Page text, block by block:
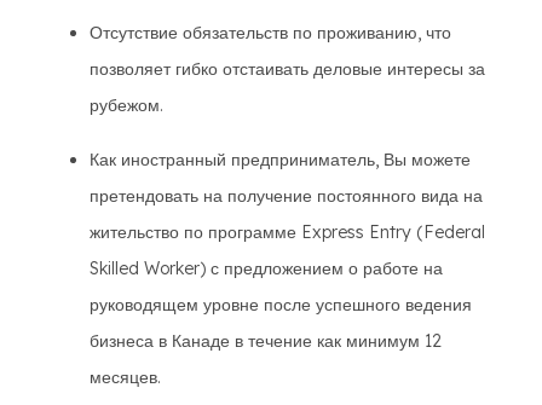
Отсутствие обязательств по проживанию, что
позволяет гибко отстаивать деловые интересы за
рубежом.
Как иностранный предприниматель, Вы можете
претендовать на получение постоянного вида на
жительство по программе Express Entry (Federal
Skilled Worker) с предложением о работе на
руководящем уровне после успешного ведения
бизнеса в Канаде в течение как минимум 12
месяцев.